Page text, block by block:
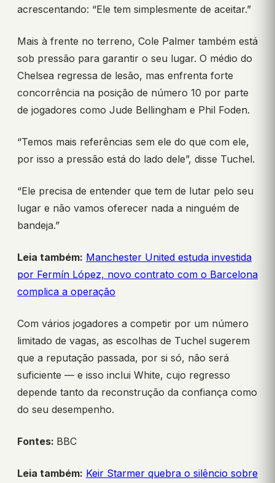
acrescentando: “Ele tem simplesmente de aceitar.”
Mais à frente no terreno, Cole Palmer também está
sob pressão para garantir o seu lugar. O médio do
Chelsea regressa de lesão, mas enfrenta forte
concorrência na posição de número 10 por parte
de jogadores como Jude Bellingham e Phil Foden.
“Temos mais referências sem ele do que com ele,
por isso a pressão está do lado dele”, disse Tuchel.
“Ele precisa de entender que tem de lutar pelo seu
lugar e não vamos oferecer nada a ninguém de
bandeja.”
Leia também: Manchester United estuda investida
por Fermín López, novo contrato com o Barcelona
complica a operação
Com vários jogadores a competir por um número
limitado de vagas, as escolhas de Tuchel sugerem
que a reputação passada, por si só, não será
suficiente — e isso inclui White, cujo regresso
depende tanto da reconstrução da confiança como
do seu desempenho.
Fontes: BBC
Leia também: Keir Starmer quebra o silêncio sobre